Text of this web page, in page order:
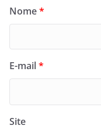
Nome*
E-mail*
Site